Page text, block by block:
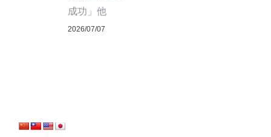
成功」他
2026/07/07